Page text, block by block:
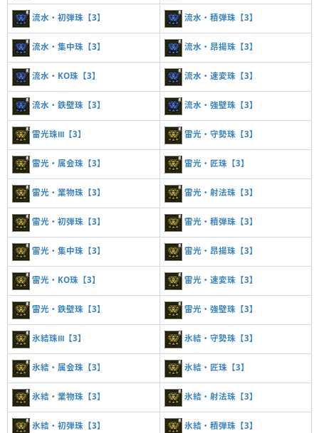
流水・初弾珠【3】 流水・積弾珠【3】
流水・集中珠【3】 流水・昂揚珠【3】
流水・KO珠【3】 流水・速変珠【3】
流水・鉄壁珠【3】 流水・強壁珠【3】
雷光珠Ⅲ【3】 雷光・守勢珠【3】
雷光・属会珠【3】 雷光・匠珠【3】
雷光・業物珠【3】 雷光・射法珠【3】
雷光・初弾珠【3】 雷光・積弾珠【3】
雷光・集中珠【3】 雷光・昂揚珠【3】
雷光・KO珠【3】 雷光・速変珠【3】
雷光・鉄壁珠【3】 雷光・強壁珠【3】
氷結珠Ⅲ【3】 氷結・守勢珠【3】
氷結・属会珠【3】 氷結・匠珠【3】
氷結・業物珠【3】 氷結・射法珠【3】
氷結・初弾珠【3】 氷結・積弾珠【3】